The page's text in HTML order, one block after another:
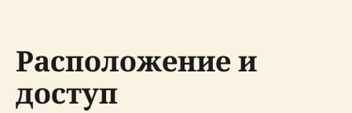
Расположение и
доступ